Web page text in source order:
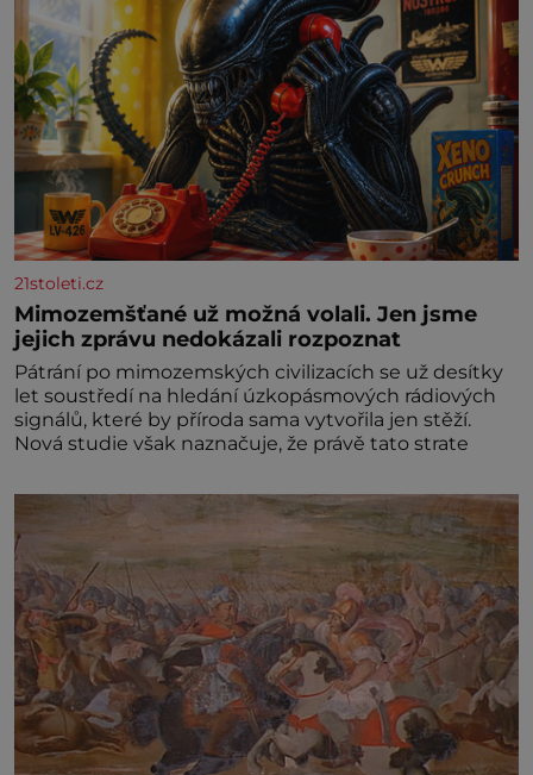
21stoleti.cz
Mimozemšťané už možná volali. Jen jsme
jejich zprávu nedokázali rozpoznat
Pátrání po mimozemských civilizacích se už desítky
let soustředí na hledání úzkopásmových rádiových
signálů, které by příroda sama vytvořila jen stěží.
Nová studie však naznačuje, že právě tato strate